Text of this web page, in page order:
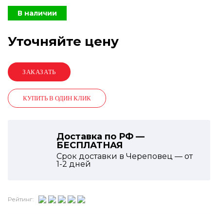
В наличии
Уточняйте цену
КУПИТЬ В ОДИН КЛИК
Доставка по РФ —
БЕСПЛАТНАЯ
Срок доставки в Череповец — от
1-2 дней
Рейтинг: